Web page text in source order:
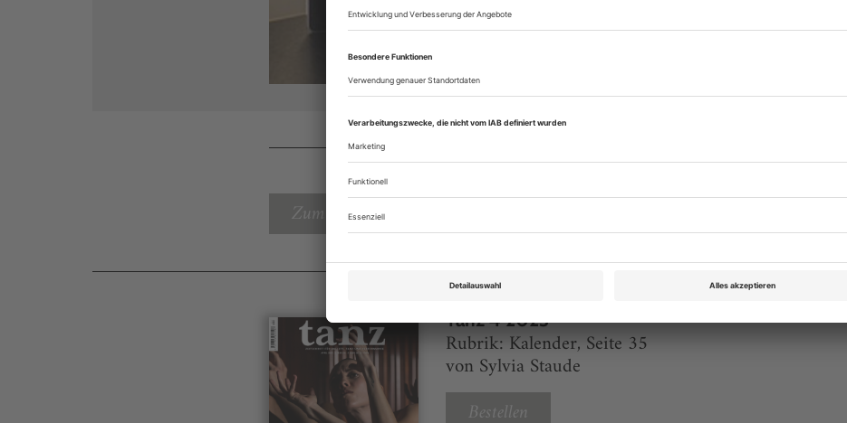
Zum Inhaltsverzeichnis
Tanz 4 2023
Rubrik: Kalender, Seite 35
von Sylvia Staude
Bestellen